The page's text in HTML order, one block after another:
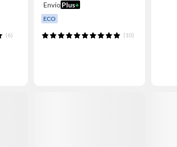
(6)
Envío Plus+
ECO
(10)